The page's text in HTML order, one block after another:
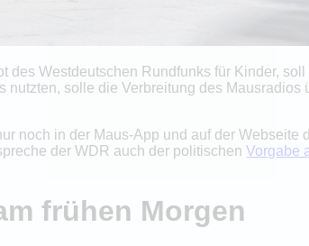
des Westdeutschen Rundfunks für Kinder,
nutzten, solle die Verbreitung des
noch in der Maus-App und auf der
der WDR auch der politischenVorgabe
frühen Morgen